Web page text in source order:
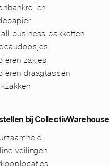
business pakketten
zakjes
draagtassen
bij CollectivWarehouse
veilingen